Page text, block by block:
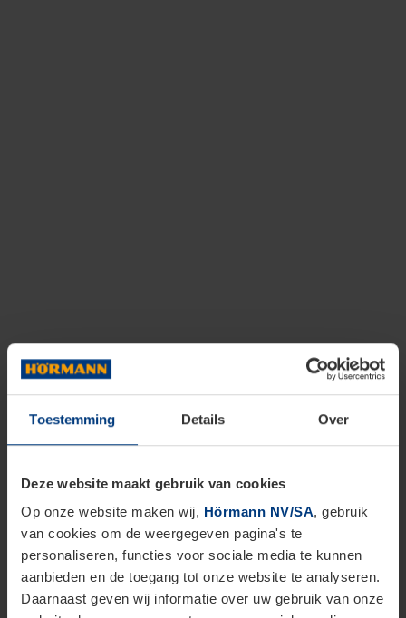
Toestemming Details Over
Deze website maakt gebruik van cookies
Op onze website maken wij, Hörmann NV/SA, gebruik
van cookies om de weergegeven pagina's te
personaliseren, functies voor sociale media te kunnen
aanbieden en de toegang tot onze website te analyseren.
Daarnaast geven wij informatie over uw gebruik van onze